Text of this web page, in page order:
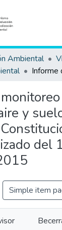
Ambiental
y
del
Simple item